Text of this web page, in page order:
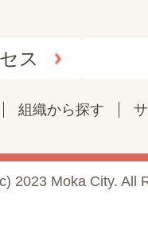
ス
組織から探す
2023 Moka City. All